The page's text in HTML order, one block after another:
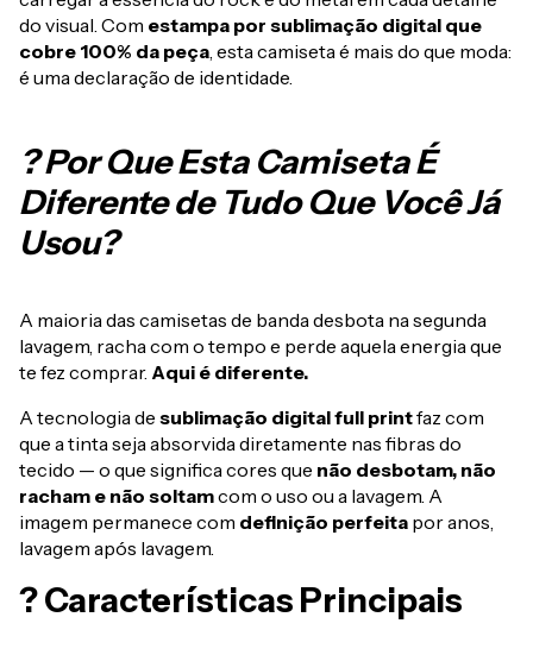
do visual. Com estampa por sublimação digital que
cobre 100% da peça , esta camiseta é mais do que moda:
é uma declaração de identidade.
? Por Que Esta Camiseta É
Diferente de Tudo Que Você Já
Usou?
A maioria das camisetas de banda desbota na segunda
lavagem, racha com o tempo e perde aquela energia que
te fez comprar. Aqui é diferente.
A tecnologia de sublimação digital full printfaz com
que a tinta seja absorvida diretamente nas fibras do
tecido — o que significa cores que não desbotam, não
racham e não soltamcom o uso ou a lavagem. A
imagem permanece com definição perfeita por anos,
lavagem após lavagem.
? Características Principais